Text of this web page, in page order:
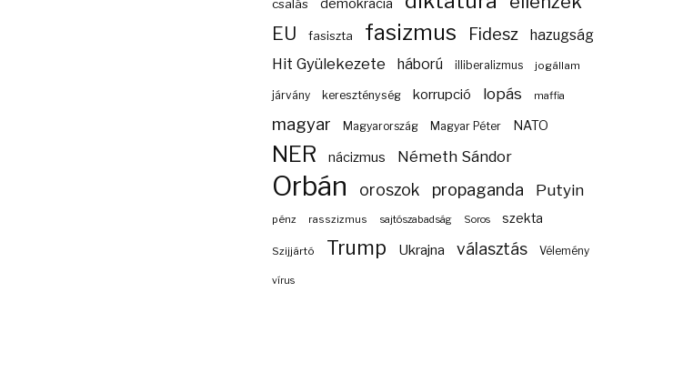
csalás demokrácia
EU fasiszta fasizmus Fidesz hazugság
Hit Gyülekezete háború illiberalizmus jogállam
járvány kereszténység korrupció lopás maffia
magyar Magyarország Magyar Péter NATO
NER nácizmus Németh Sándor
Orbán oroszok propaganda Putyin
pénz rasszizmus sajtószabadság Soros szekta
Szijjártó Trump Ukrajna választás Vélemény
vírus